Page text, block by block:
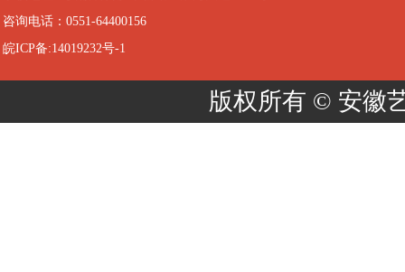
咨询电话：0551-64400156
皖ICP备:14019232号-1
版权所有 ©️ 安徽